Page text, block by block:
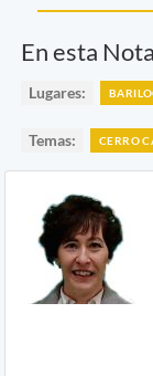
En esta Nota
Lugares:
Temas: CERRO